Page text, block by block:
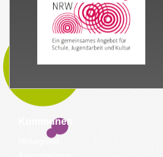
Kommunen
Hintergrund